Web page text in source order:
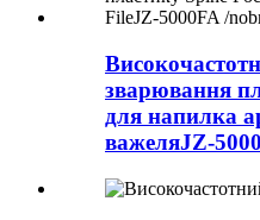
зварювання
для напилка
важеляJZ-